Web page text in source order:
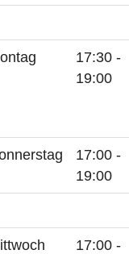
17:30 -
19:00
17:00 -
19:00
17:00 -